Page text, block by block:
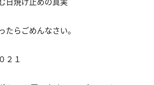
らごめんなさい。
２１